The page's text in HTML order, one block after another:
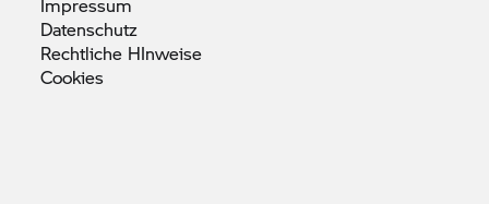
Datenschutz
Rechtliche HInweise
Cookies